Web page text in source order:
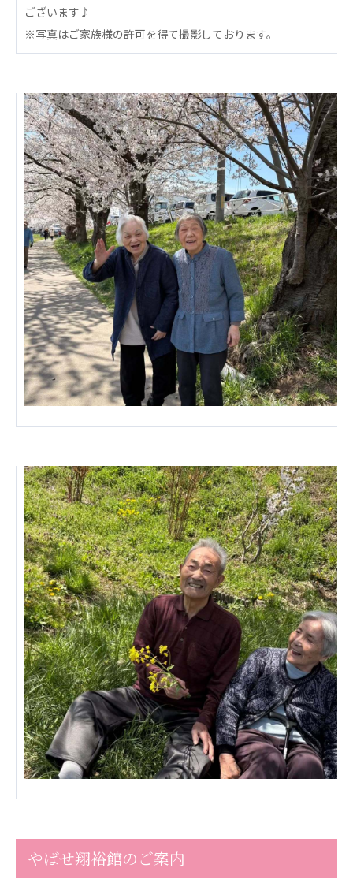
医療法人 共生会
松園病院介護医療院
医療法人社団 鴻愛会
こうのす共生病院
OKP with Life クリニック
こうのすナーシングホーム共生園
あげお共生の家
医療法人 京都翔医会
西京都病院
西京都クリニック
洛桂の郷
桂寿の郷
訪問看護ステーション秋桜
上桂の郷
ファミリエール吉祥院
教育（共に生きる仲間達）
学校法人明星学園 関東福祉専門学校
国際医療専門学校 浦和学院高等学校
明星幼稚園 志学会高等学校
特定非営利活動法人ファイアーレッズメディカルスポ
ーツクラブ
特定非営利活動法人アート応援隊
その他
Mediclude 株式会社アジアメデカ元気事業団
株式会社フラワーコミュニティ放送
Medicare Lead Japan
株式会社日本医科学研究所
特定非営利活動法人共生フォーラム
一般社団法人フードラボジャパン
株式会社アメックファーマシー
ございます♪
※写真はご家族様の許可を得て撮影しております。
やばせ翔裕館のご案内